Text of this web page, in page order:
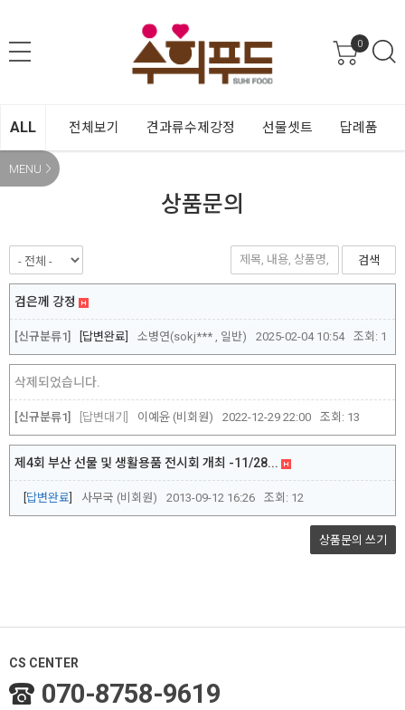
0
ALL 전체보기 견과류수제강정 선물셋트 답례품
MENU
상품문의
검색
답변완료
[신규분류1]
검은께 강정
소병연(sokj*** , 일반) 2025-02-04 10:54 조회: 1
답변대기
[신규분류1]
삭제되었습니다.
이예윤 (비회원) 2022-12-29 22:00 조회: 13
답변완료
제4회 부산 선물 및 생활용품 전시회 개최 -11/28...
사무국 (비회원) 2013-09-12 16:26 조회: 12
상품문의 쓰기
CS CENTER
070-8758-9619